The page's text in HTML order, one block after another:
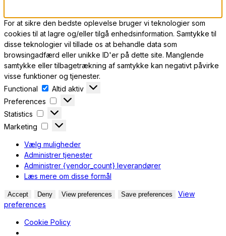
For at sikre den bedste oplevelse bruger vi teknologier som
cookies til at lagre og/eller tilgå enhedsinformation. Samtykke til
disse teknologier vil tillade os at behandle data som
browsingadfærd eller unikke ID'er på dette site. Manglende
samtykke eller tilbagetrækning af samtykke kan negativt påvirke
visse funktioner og tjenester.
Functional
Functional
Altid aktiv
Preferences
Preferences
Statistics
Statistics
Marketing
Marketing
Vælg muligheder
Administrer tjenester
Administrer {vendor_count} leverandører
Læs mere om disse formål
Accept Deny View preferences Save preferences
View
preferences
Cookie Policy